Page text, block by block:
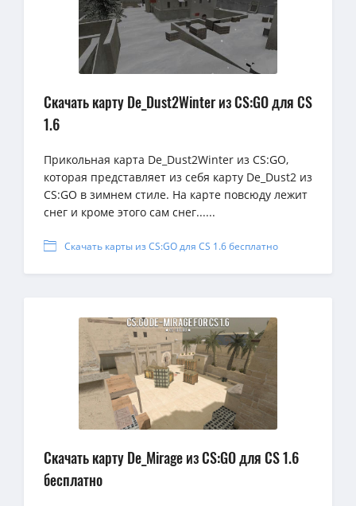
Скачать карту De_Dust2Winter из CS:GO для CS
1.6
Прикольная карта De_Dust2Winter из CS:GO,
которая представляет из себя карту De_Dust2 из
CS:GO в зимнем стиле. На карте повсюду лежит
снег и кроме этого сам снег......
Скачать карты из CS:GO для CS 1.6 бесплатно
Скачать карту De_Mirage из CS:GO для CS 1.6
бесплатно